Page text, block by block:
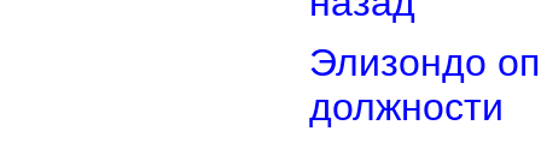
Элизондо
должности